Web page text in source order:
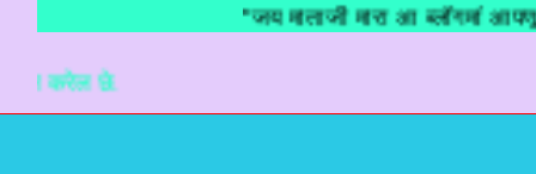
"जय माताजी मारा आ
छे.